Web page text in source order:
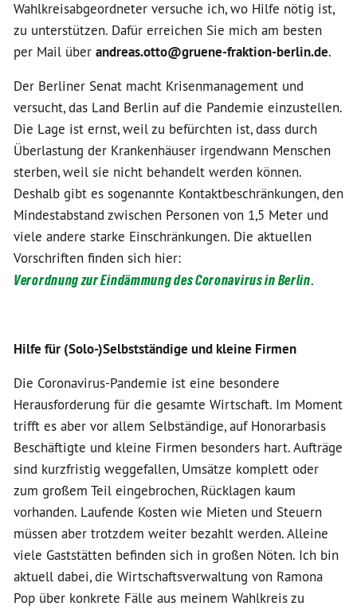
Wahlkreisabgeordneter versuche ich, wo Hilfe nötig ist,
zu unterstützen. Dafür erreichen Sie mich am besten
per Mail über andreas.otto@gruene-fraktion-berlin.de.
Der Berliner Senat macht Krisenmanagement und
versucht, das Land Berlin auf die Pandemie einzustellen.
Die Lage ist ernst, weil zu befürchten ist, dass durch
Überlastung der Krankenhäuser irgendwann Menschen
sterben, weil sie nicht behandelt werden können.
Deshalb gibt es sogenannte Kontaktbeschränkungen, den
Mindestabstand zwischen Personen von 1,5 Meter und
viele andere starke Einschränkungen. Die aktuellen
Vorschriften finden sich hier:
Verordnung zur Eindämmung des Coronavirus in Berlin.
Hilfe für (Solo-)Selbstständige und kleine Firmen
Die Coronavirus-Pandemie ist eine besondere
Herausforderung für die gesamte Wirtschaft. Im Moment
trifft es aber vor allem Selbständige, auf Honorarbasis
Beschäftigte und kleine Firmen besonders hart. Aufträge
sind kurzfristig weggefallen, Umsätze komplett oder
zum großem Teil eingebrochen, Rücklagen kaum
vorhanden. Laufende Kosten wie Mieten und Steuern
müssen aber trotzdem weiter bezahlt werden. Alleine
viele Gaststätten befinden sich in großen Nöten. Ich bin
aktuell dabei, die Wirtschaftsverwaltung von Ramona
Pop über konkrete Fälle aus meinem Wahlkreis zu